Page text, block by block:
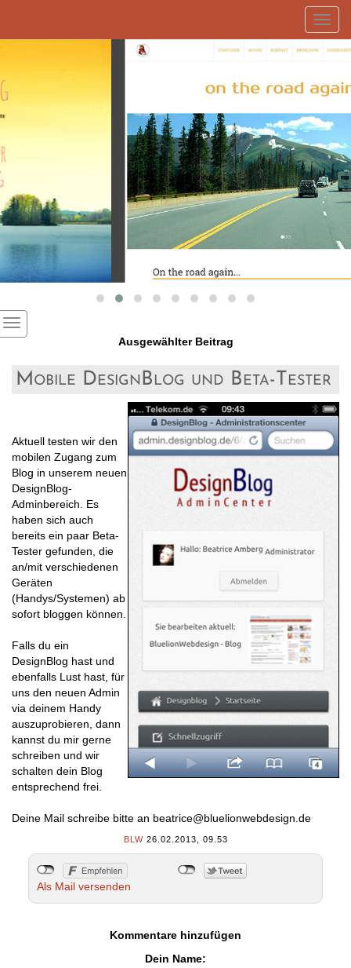
Ausgewählter Beitrag
Mobile DesignBlog und Beta-Tester
Aktuell testen wir den
mobilen Zugang zum
Blog in unserem neuen
DesignBlog-
Adminbereich. Es
haben sich auch
bereits ein paar Beta-
Tester gefunden, die
an/mit verschiedenen
Geräten
(Handys/Systemen) ab
sofort bloggen können.
Falls du ein
DesignBlog hast und
ebenfalls Lust hast, für
uns den neuen Admin
via deinem Handy
auszuprobieren, dann
kannst du mir gerne
schreiben und wir
schalten dein Blog
entsprechend frei.
Deine Mail schreibe bitte an beatrice@bluelionwebdesign.de
BLW26.02.2013, 09.53
Als Mail versenden
Kommentare hinzufügen
Dein Name: